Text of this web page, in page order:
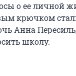
о ее личной
крючком
Анна
школу.